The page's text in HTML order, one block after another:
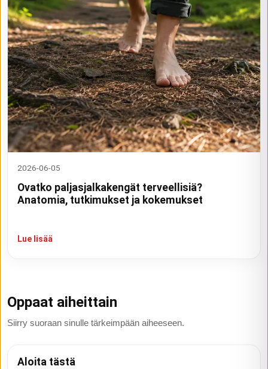
2026-06-05
Ovatko paljasjalkakengät terveellisiä?
Anatomia, tutkimukset ja kokemukset
Lue lisää
Oppaat aiheittain
Siirry suoraan sinulle tärkeimpään aiheeseen.
Aloita tästä